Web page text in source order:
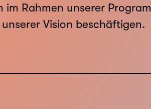
im Rahmen unserer
Vision beschäftigen.